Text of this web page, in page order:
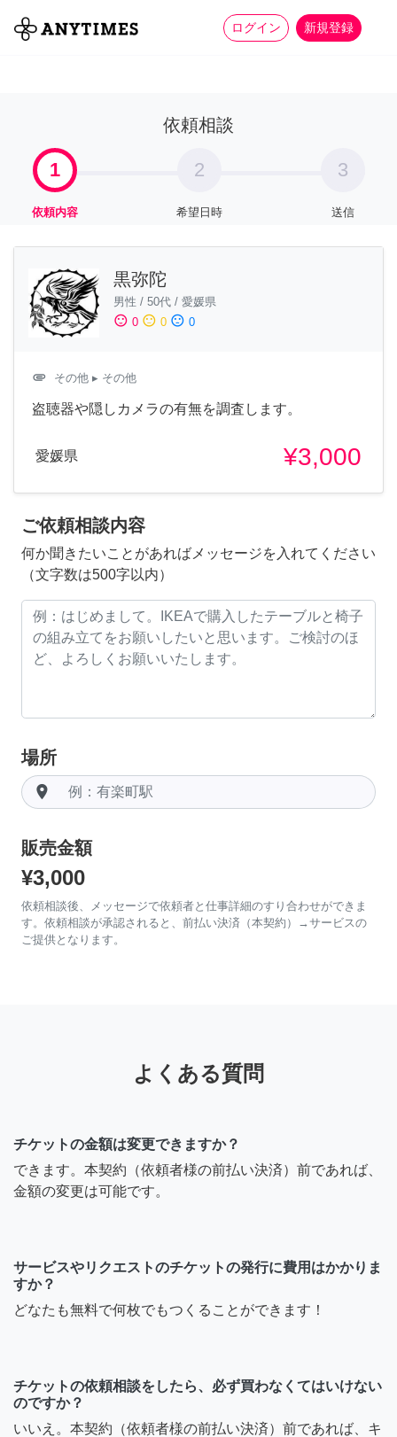
ログイン 新規登録
全て 家事 more_horiz
依頼相談
1
依頼内容
2
希望日時
3
送信
黒弥陀
男性 / 50代 / 愛媛県
sentiment_satisfied 0 sentiment_neutral 0 sentiment_dissatisfied 0
attachment その他 ▸ その他
盗聴器や隠しカメラの有無を調査します。
愛媛県 ¥3,000
ご依頼相談内容
何か聞きたいことがあればメッセージを入れてください
（文字数は500字以内）
場所
room
販売金額
¥3,000
依頼相談後、メッセージで依頼者と仕事詳細のすり合わせができま
す。依頼相談が承認されると、前払い決済（本契約）→サービスの
ご提供となります。
よくある質問
チケットの金額は変更できますか？
できます。本契約（依頼者様の前払い決済）前であれば、
金額の変更は可能です。
サービスやリクエストのチケットの発行に費用はかかりま
すか？
どなたも無料で何枚でもつくることができます！
チケットの依頼相談をしたら、必ず買わなくてはいけない
のですか？
いいえ。本契約（依頼者様の前払い決済）前であれば、キ